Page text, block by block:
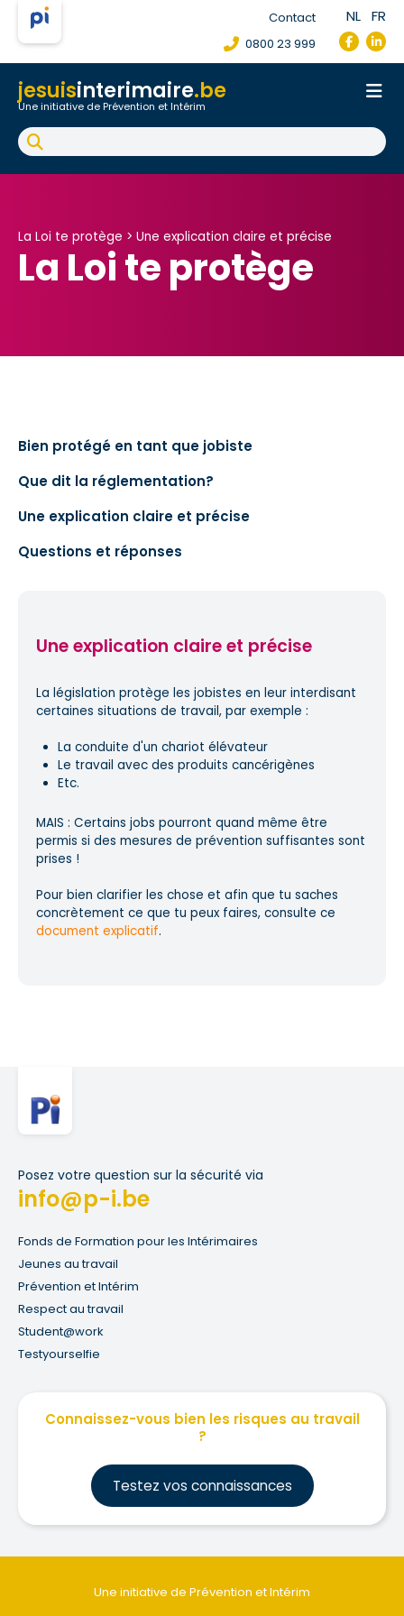
Contact
0800 23 999
NL FR
jesuisinterimaire.be
Une initiative de Prévention et Intérim
Accueil
Fiche de poste de travail
Accident du travail
La Loi te protège > Une explication claire et précise
La Loi te protège
Bien protégé en tant que jobiste
Que dit la réglementation?
Une explication claire et précise
Questions et réponses
Une explication claire et précise
La législation protège les jobistes en leur interdisant
certaines situations de travail, par exemple :
La conduite d'un chariot élévateur
Le travail avec des produits cancérigènes
Etc.
MAIS : Certains jobs pourront quand même être
permis si des mesures de prévention suffisantes sont
prises !
Pour bien clarifier les chose et afin que tu saches
concrètement ce que tu peux faires, consulte ce
document explicatif.
Posez votre question sur la sécurité via
info@p-i.be
Fonds de Formation pour les Intérimaires
Jeunes au travail
Prévention et Intérim
Respect au travail
Student@work
Testyourselfie
Connaissez-vous bien les risques au travail
?
Testez vos connaissances
Une initiative de Prévention et Intérim